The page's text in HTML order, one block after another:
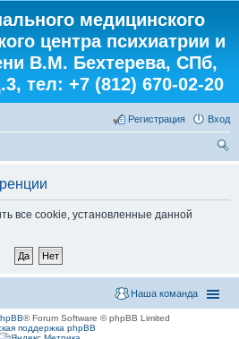
медицинского
центра психиатрии и
В.М. Бехтерева, СПб,
тел: +7 (812) 670-02-20
Вход
Регистрация
все cookie, установленные данной
Наша команда
® Forum Software © phpBB Limited
поддержка phpBB